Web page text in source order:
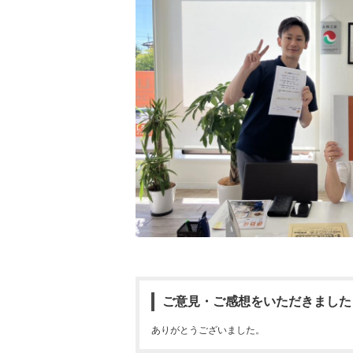
ご意見・ご感想をいただきまし
ありがとうございました。